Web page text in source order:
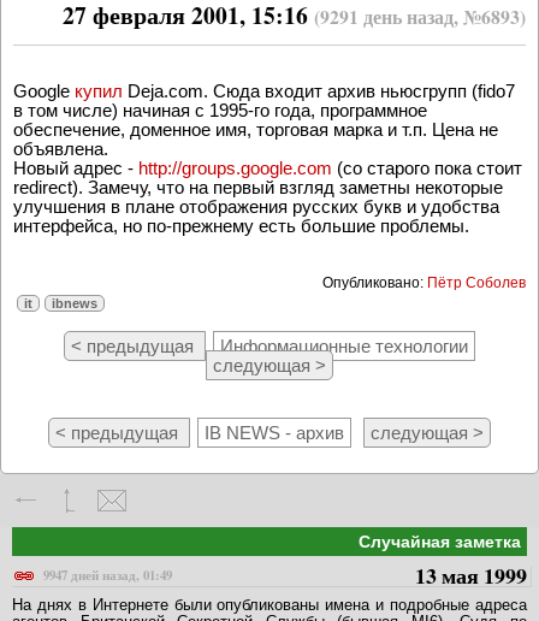
27 февраля 2001, 15:16 (9291 день назад, №6893)
Google купил Deja.com. Сюда входит архив ньюсгрупп (fido7
в том числе) начиная с 1995-го года, программное
обеспечение, доменное имя, торговая марка и т.п. Цена не
объявлена.
Новый адрес - http://groups.google.com (со старого пока стоит
redirect). Замечу, что на первый взгляд заметны некоторые
улучшения в плане отображения русских букв и удобства
интерфейса, но по-прежнему есть большие проблемы.
Опубликовано: Пётр Соболев
it ibnews
< предыдущая
Информационные технологии
следующая >
< предыдущая IB NEWS - архив следующая >
Случайная заметка
9947 дней назад, 01:49
13 мая 1999
На днях в Интернете были опубликованы имена и подробные адреса